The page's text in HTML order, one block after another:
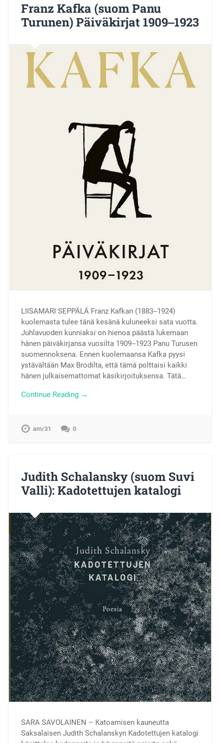
Franz Kafka (suom Panu
Turunen) Päiväkirjat 1909‒1923
LIISAMARI SEPPÄLÄ Franz Kafkan (1883‒1924)
kuolemasta tulee tänä kesänä kuluneeksi sata vuotta.
Juhlavuoden kunniaksi on hienoa päästä lukemaan
hänen päiväkirjansa vuosilta 1909‒1923 Panu Turusen
suomennoksena. Ennen kuolemaansa Kafka pyysi
ystävältään Max Brodilta, että tämä polttaisi kaikki
hänen julkaisemattomat käsikirjoituksensa. Tätä…
Continue Reading →
am/31 0
Judith Schalansky (suom Suvi
Valli): Kadotettujen katalogi
SARA SAVOLAINEN – Katoamisen kauneutta
Saksalaisen Judith Schalanskyn Kadotettujen katalogi